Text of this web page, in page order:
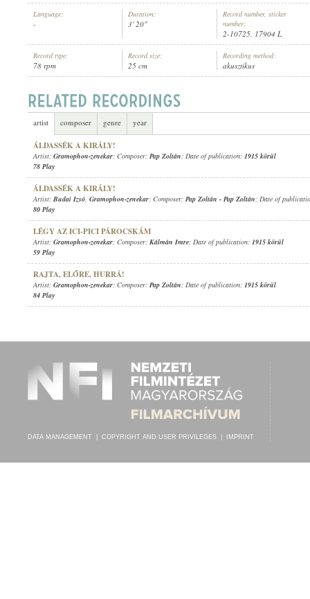
ARTIST: GRAMOPHON-ZENEKAR
Language:
-
Duration:
3' 20"
Record number, sticker
number:
2-10725, 17904 L
Record type:
78 rpm
Record size:
25 cm
Recording method:
akusztikus
artist composer genre year
ÁLDASSÉK A KIRÁLY!
Artist: Gramophon-zenekar; Composer: Pap Zoltán; Date of publication: 1915 körül
78 Play
ÁLDASSÉK A KIRÁLY!
Artist: Budai Izsó, Gramophon-zenekar; Composer: Pap Zoltán - Pap Zoltán; Date of
80 Play
LÉGY AZ ICI-PICI PÁROCSKÁM
Artist: Gramophon-zenekar; Composer: Kálmán Imre; Date of publication: 1915 körül
59 Play
RAJTA, ELŐRE, HURRÁ!
Artist: Gramophon-zenekar; Composer: Pap Zoltán; Date of publication: 1915 körül
84 Play
DATA MANAGEMENT COPYRIGHT AND USER PRIVILEGES IMPRINT